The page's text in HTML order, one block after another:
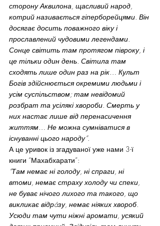
сторону Аквилона, щасливий народ,
котрий називається гіперборейцями. Він
досягає досить поважного віку і
прославлений чудовими легендами.
Сонце світить там протягом півроку, і
це тільки один день. Світила там
сходять лише один раз на рік… Культ
Богів здійснюється окремими людьми і
усім суспільством; там невідомий
розбрат та усілякі хвороби. Смерть у
них настає лише від перенасичення
життям… Не можна сумніватися в
існуванні цього народу”.
А це уривок із згадуваної уже нами 3-ї
книги “Махабхарати”:
“Там немає ні голоду, ні спраги, ні
втоми, немає страху холоду чи спеки,
не буває нічого лихого та такого, що
викликає відрáзу, немає ніяких хвороб.
Усюди там чути ніжні аромати, усякий